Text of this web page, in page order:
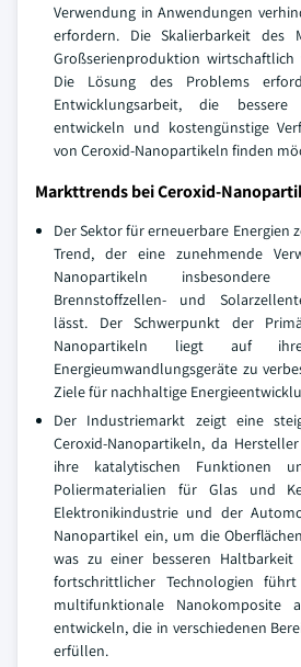
Verwendung in Anwendungen
erfordern. Die Skalierbarkeit des
Großserienproduktion
Die Lösung des Problems
Entwicklungsarbeit, die bessere
entwickeln und kostengünstige
von Ceroxid-Nanopartikeln finden
Markttrends bei Ceroxid-
Der Sektor für erneuerbare Energien
Trend, der eine zunehmende
Nanopartikeln
Brennstoffzellen- und
lässt. Der Schwerpunkt der
Nanopartikeln liegt auf
Energieumwandlungsgeräte zu
Ziele für nachhaltige
Der Industriemarkt zeigt eine
Ceroxid-Nanopartikeln, da
ihre katalytischen Funktionen
Poliermaterialien für Glas und
Elektronikindustrie und der
Nanopartikel ein, um die
was zu einer besseren
fortschrittlicher Technologien
multifunktionale Nanokomposite
entwickeln, die in verschiedenen
erfüllen.